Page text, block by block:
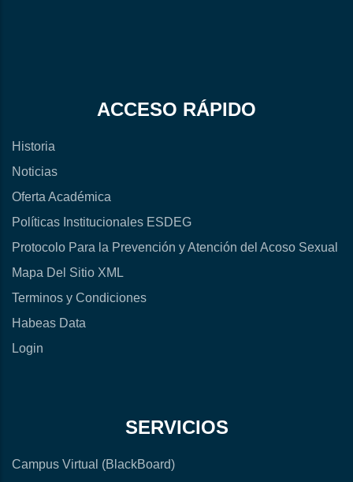
ACCESO RÁPIDO
Historia
Noticias
Oferta Académica
Políticas Institucionales ESDEG
Protocolo Para la Prevención y Atención del Acoso Sexual
Mapa Del Sitio XML
Terminos y Condiciones
Habeas Data
Login
SERVICIOS
Campus Virtual (BlackBoard)